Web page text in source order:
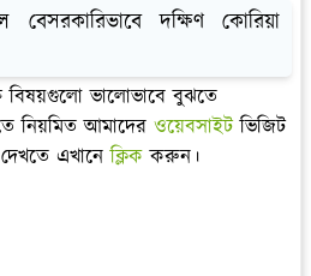
দক্ষিণ কোরিয়া
ভালোভাবে বুঝতে
নিয়মিত আমাদের ওয়েবসাইটভিজিট
এখানেক্লিককরুন।